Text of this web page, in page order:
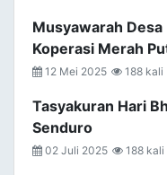
Musyawarah
Koperasi Merah
12 Mei 2025 188 kali
Tasyakuran Hari
Senduro
02 Juli 2025 188 kali